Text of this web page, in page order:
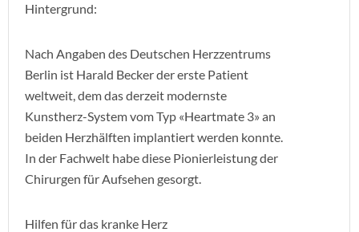
Hintergrund:
Nach Angaben des Deutschen Herzzentrums
Berlin ist Harald Becker der erste Patient
weltweit, dem das derzeit modernste
Kunstherz-System vom Typ «Heartmate 3» an
beiden Herzhälften implantiert werden konnte.
In der Fachwelt habe diese Pionierleistung der
Chirurgen für Aufsehen gesorgt.
Hilfen für das kranke Herz